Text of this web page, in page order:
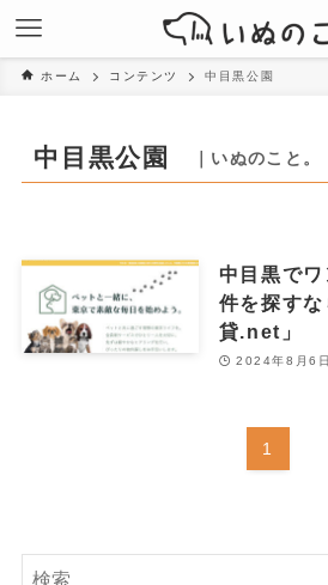
ホーム コンテンツ 中目黒公園
中目黒公園 ｜いぬのこと。
中目黒で
件を探す
貸.net」
2024年8月6日
1